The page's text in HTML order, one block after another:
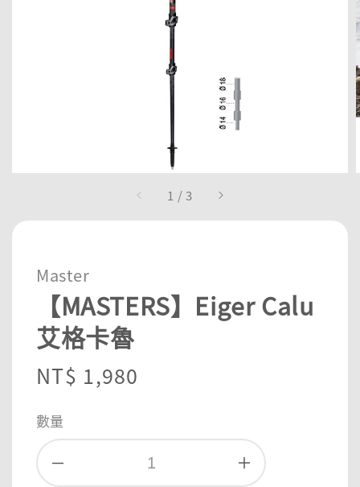
1 /3
Master
【MASTERS】Eiger Calu
艾格卡魯
Regular
NT$ 1,980
數量